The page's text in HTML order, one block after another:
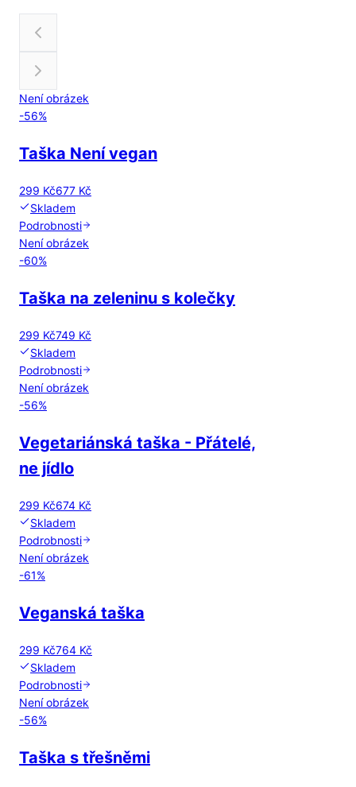
Není obrázek
-56%
Taška Není vegan
299 Kč677 Kč
Skladem
Podrobnosti
Není obrázek
-60%
Taška na zeleninu s kolečky
299 Kč749 Kč
Skladem
Podrobnosti
Není obrázek
-56%
Vegetariánská taška - Přátelé,
ne jídlo
299 Kč674 Kč
Skladem
Podrobnosti
Není obrázek
-61%
Veganská taška
299 Kč764 Kč
Skladem
Podrobnosti
Není obrázek
-56%
Taška s třešněmi